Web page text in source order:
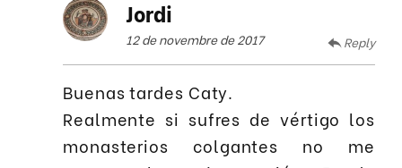
Jordi
12 de novembre de 2017 Reply
Buenas tardes Caty.
Realmente si sufres de vértigo los
monasterios colgantes no me